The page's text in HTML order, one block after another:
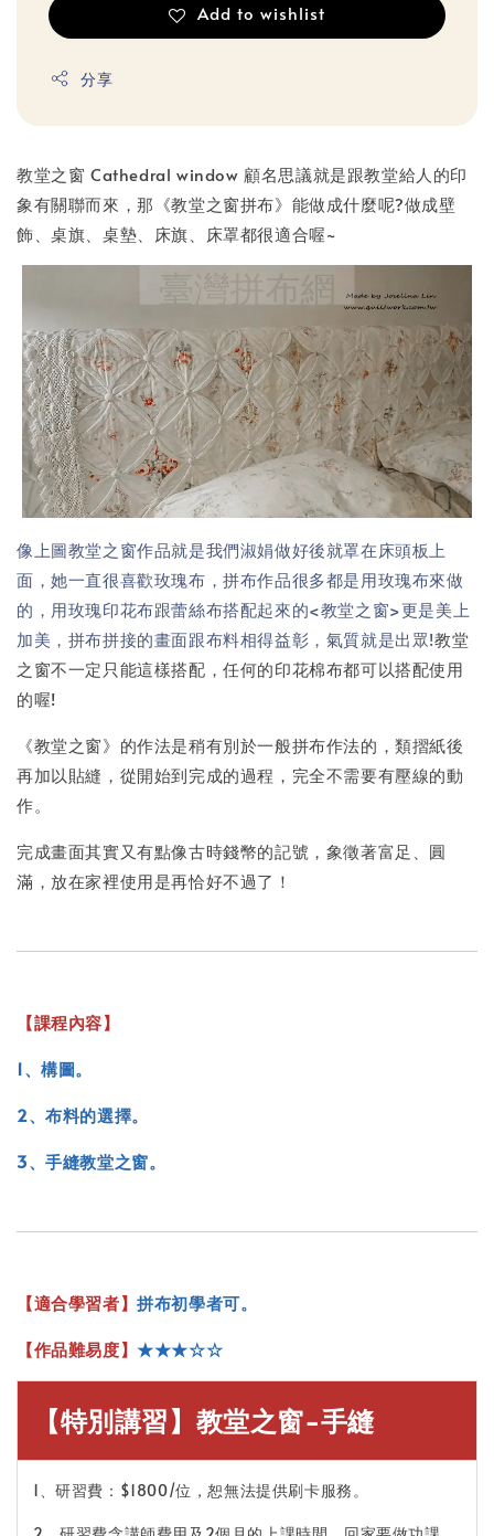
Add to wishlist
分享
教堂之窗 Cathedral window 顧名思議就是跟教堂給人的印
象有關聯而來，那《教堂之窗拼布》能做成什麼呢?做成壁
飾、桌旗、桌墊、床旗、床罩都很適合喔~
像上圖教堂之窗作品就是我們淑娟做好後就罩在床頭板上
面，她一直很喜歡玫瑰布，拼布作品很多都是用玫瑰布來做
的，用玫瑰印花布跟蕾絲布搭配起來的<教堂之窗>更是美上
加美，拼布拼接的畫面跟布料相得益彰，氣質就是出眾!教堂
之窗不一定只能這樣搭配，任何的印花棉布都可以搭配使用
的喔!
《教堂之窗》的作法是稍有別於一般拼布作法的，類摺紙後
再加以貼縫，從開始到完成的過程，完全不需要有壓線的動
作。
完成畫面其實又有點像古時錢幣的記號，象徵著富足、圓
滿，放在家裡使用是再恰好不過了！
【課程內容】
1、構圖。
2、布料的選擇。
3、手縫教堂之窗。
【適合學習者】拼布初學者可。
【作品難易度】★★★☆☆
【特別講習】教堂之窗-手縫
1、研習費：$1800/位，恕無法提供刷卡服務。